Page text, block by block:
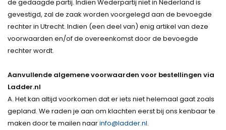
de gedaagde partij. Indien Wederpartij niet in Nederland is
gevestigd, zal de zaak worden voorgelegd aan de bevoegde
rechter in Utrecht. Indien (een deel van) enig artikel van deze
voorwaarden en/of de overeenkomst door de bevoegde
rechter wordt.
Aanvullende algemene voorwaarden voor bestellingen via
Ladder.nl
A. Het kan altijd voorkomen dat er iets niet helemaal gaat zoals
gepland. We raden je aan om klachten eerst bij ons kenbaar te
maken door te mailen naarinfo@ladder.nl.